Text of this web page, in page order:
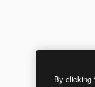
By clicking